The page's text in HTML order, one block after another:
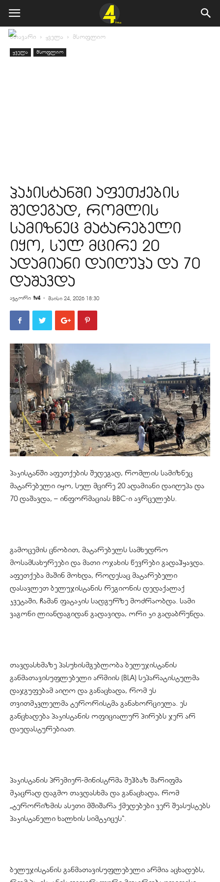
მთავარი ყველა მსოფლიო
ყველა მსოფლიო
პაკისტანში აფეთქების
შედეგად, რომლის
სამიზნეც მატარებელი
იყო, სულ მცირე 20
ადამიანი დაიღუპა და 70
დაშავდა
ავტორი tv4 - მაისი 24, 2026 18:30
პაკისტანში აფეთქების შედეგად, რომლის სამიზნეც
მატარებელი იყო, სულ მცირე 20 ადამიანი დაიღუპა და
70 დაშავდა, – ინფორმაციას BBC-ი ავრცელებს.
გამოცემის ცნობით, მატარებელს სამხედრო
მოსამსახურეები და მათი ოჯახის წევრები გადაჰყავდა.
აფეთქება მაშინ მოხდა, როდესაც მატარებელი
დასავლეთ ბელუჯისტანის რეგიონის დედაქალაქ
კვეტაში, ჩამან ფატაკის სადგურზე მოძრაობდა. სამი
ვაგონი ლიანდაგიდან გადავიდა, ორი კი გადაბრუნდა.
თავდასხმაზე პასუხისმგებლობა ბელუჯისტანის
განმათავისუფლებელი არმიის (BLA) სეპარატისტულმა
დაჯგუფებამ აიღო და განაცხადა, რომ ეს
თვითმკვლელმა ტერორისტმა განახორციელა. ეს
განცხადება პაკისტანის ოფიციალურ პირებს ჯერ არ
დაუდასტურებიათ.
პაკისტანის პრემიერ-მინისტრმა შეჰბაზ შარიფმა
მკაცრად დაგმო თავდასხმა და განაცხადა, რომ
„ტერორიზმის ასეთი მშიშარა ქმედებები ვერ შეასუსტებს
პაკისტანელი ხალხის სიმტკიცეს“.
ბელუჯისტანის განმათავისუფლებელი არმია აცხადებს,